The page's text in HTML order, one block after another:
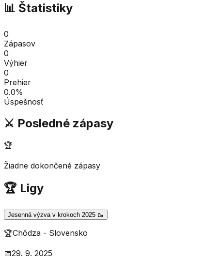
📊 Štatistiky
0
Zápasov
0
Výhier
0
Prehier
0.0%
Úspešnosť
⚔️ Posledné zápasy
🏆
Žiadne dokončené zápasy
🏆 Ligy
Jesenná výzva v krokoch 2025 🥾
🏆Chôdza - Slovensko
📅29. 9. 2025